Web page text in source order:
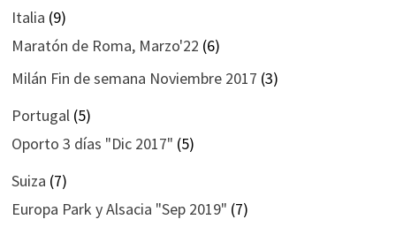
Italia (9)
Maratón de Roma, Marzo'22 (6)
Milán Fin de semana Noviembre 2017 (3)
Portugal(5)
Oporto 3 días "Dic 2017" (5)
Suiza (7)
Europa Park y Alsacia "Sep 2019" (7)